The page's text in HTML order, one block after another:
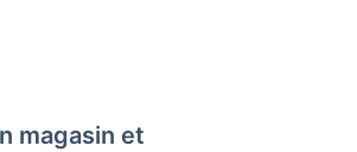
magasin et